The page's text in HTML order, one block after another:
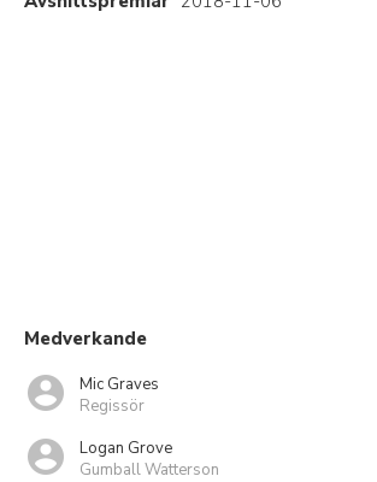
Medverkande
Mic Graves
Regissör
Logan Grove
Gumball Watterson